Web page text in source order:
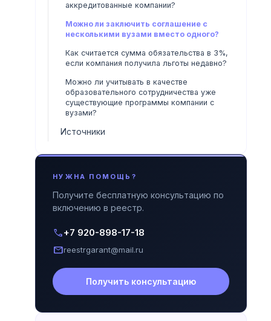
аккредитованные компании?
Можно ли заключить соглашение с
несколькими вузами вместо одного?
Как считается сумма обязательства в 3%,
если компания получила льготы недавно?
Можно ли учитывать в качестве
образовательного сотрудничества уже
существующие программы компании с
вузами?
Источники
НУЖНА ПОМОЩЬ?
Получите бесплатную консультацию по
включению в реестр.
call+7 920-898-17-18
mailreestrgarant@mail.ru
Получить консультацию